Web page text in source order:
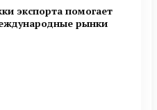
экспорта помогает
рынки